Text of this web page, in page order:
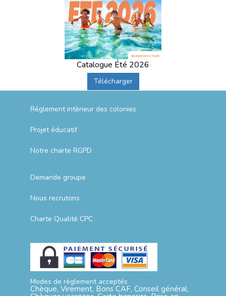
Catalogue Été 2026
Télécharger
Réglement intèrieur des colonies
Projet éducatif
Notre charte RGPD
Demande groupe
Nous recrutons
Charte Qualité CPC
Modes de règlement acceptés
Chèque, Virement, Bons CAF, Conseil général,